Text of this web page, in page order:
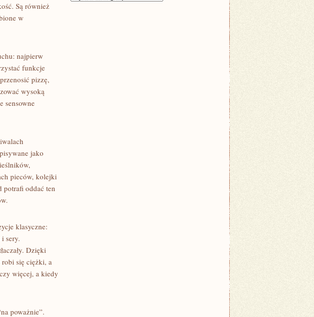
Są również
w
najpierw
funkcje
pizzę,
wysoką
sensowne
jako
pieców, kolejki
potrafi oddać ten
klasyczne:
sery.
Dzięki
robi się ciężki, a
więcej, a kiedy
poważnie”.